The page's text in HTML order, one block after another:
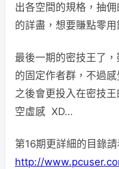
出各空間的規格，抽
的詳盡，想要賺點零
最後一期的密技王了
的固定作者群，不過
之後會更投入在密技
空虛感 XD…
第16期更詳細的目錄請
http://